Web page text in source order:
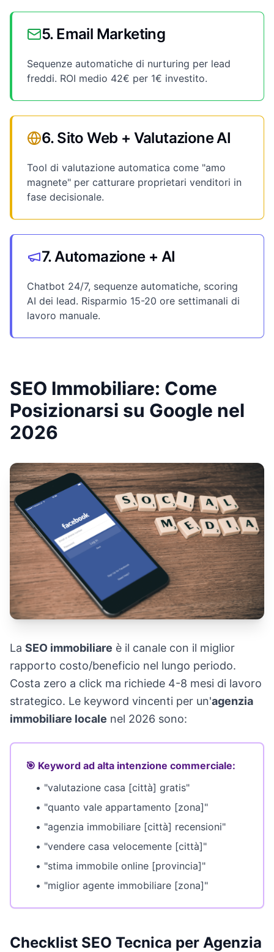
5. Email Marketing
Sequenze automatiche di nurturing per lead
freddi. ROI medio 42€ per 1€ investito.
6. Sito Web + Valutazione AI
Tool di valutazione automatica come "amo
magnete" per catturare proprietari venditori in
fase decisionale.
7. Automazione + AI
Chatbot 24/7, sequenze automatiche, scoring
AI dei lead. Risparmio 15-20 ore settimanali di
lavoro manuale.
SEO Immobiliare: Come
Posizionarsi su Google nel
2026
La SEO immobiliare è il canale con il miglior
rapporto costo/beneficio nel lungo periodo.
Costa zero a click ma richiede 4-8 mesi di lavoro
strategico. Le keyword vincenti per un'agenzia
immobiliare locale nel 2026 sono:
🎯 Keyword ad alta intenzione commerciale:
• "valutazione casa [città] gratis"
• "quanto vale appartamento [zona]"
• "agenzia immobiliare [città] recensioni"
• "vendere casa velocemente [città]"
• "stima immobile online [provincia]"
• "miglior agente immobiliare [zona]"
Checklist SEO Tecnica per Agenzia